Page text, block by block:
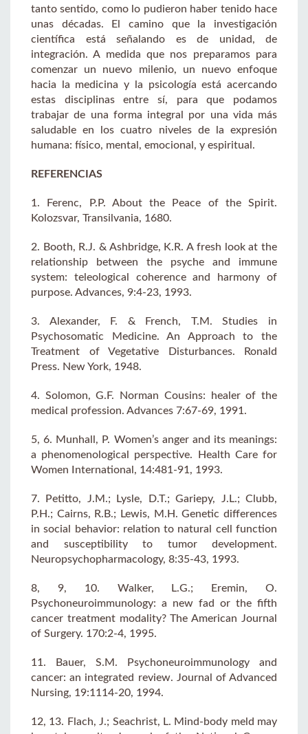
tanto sentido, como lo pudieron haber tenido hace
unas décadas. El camino que la investigación
científica está señalando es de unidad, de
integración. A medida que nos preparamos para
comenzar un nuevo milenio, un nuevo enfoque
hacia la medicina y la psicología está acercando
estas disciplinas entre sí, para que podamos
trabajar de una forma integral por una vida más
saludable en los cuatro niveles de la expresión
humana: físico, mental, emocional, y espiritual.
REFERENCIAS
1. Ferenc, P.P. About the Peace of the Spirit.
Kolozsvar, Transilvania, 1680.
2. Booth, R.J. & Ashbridge, K.R. A fresh look at the
relationship between the psyche and immune
system: teleological coherence and harmony of
purpose. Advances, 9:4-23, 1993.
3. Alexander, F. & French, T.M. Studies in
Psychosomatic Medicine. An Approach to the
Treatment of Vegetative Disturbances. Ronald
Press. New York, 1948.
4. Solomon, G.F. Norman Cousins: healer of the
medical profession. Advances 7:67-69, 1991.
5, 6. Munhall, P. Women’s anger and its meanings:
a phenomenological perspective. Health Care for
Women International, 14:481-91, 1993.
7. Petitto, J.M.; Lysle, D.T.; Gariepy, J.L.; Clubb,
P.H.; Cairns, R.B.; Lewis, M.H. Genetic differences
in social behavior: relation to natural cell function
and susceptibility to tumor development.
Neuropsychopharmacology, 8:35-43, 1993.
8, 9, 10. Walker, L.G.; Eremin, O.
Psychoneuroimmunology: a new fad or the fifth
cancer treatment modality? The American Journal
of Surgery. 170:2-4, 1995.
11. Bauer, S.M. Psychoneuroimmunology and
cancer: an integrated review. Journal of Advanced
Nursing, 19:1114-20, 1994.
12, 13. Flach, J.; Seachrist, L. Mind-body meld may